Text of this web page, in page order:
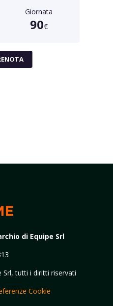
Giornata
90€
di Equipe Srl
Srl, tutti i diritti riservati
Cookie